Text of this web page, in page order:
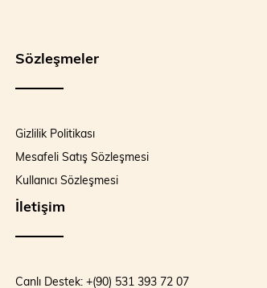
Sözleşmeler
Gizlilik Politikası
Mesafeli Satış Sözleşmesi
Kullanıcı Sözleşmesi
İletişim
Canlı Destek: +(90) 531 393 72 07